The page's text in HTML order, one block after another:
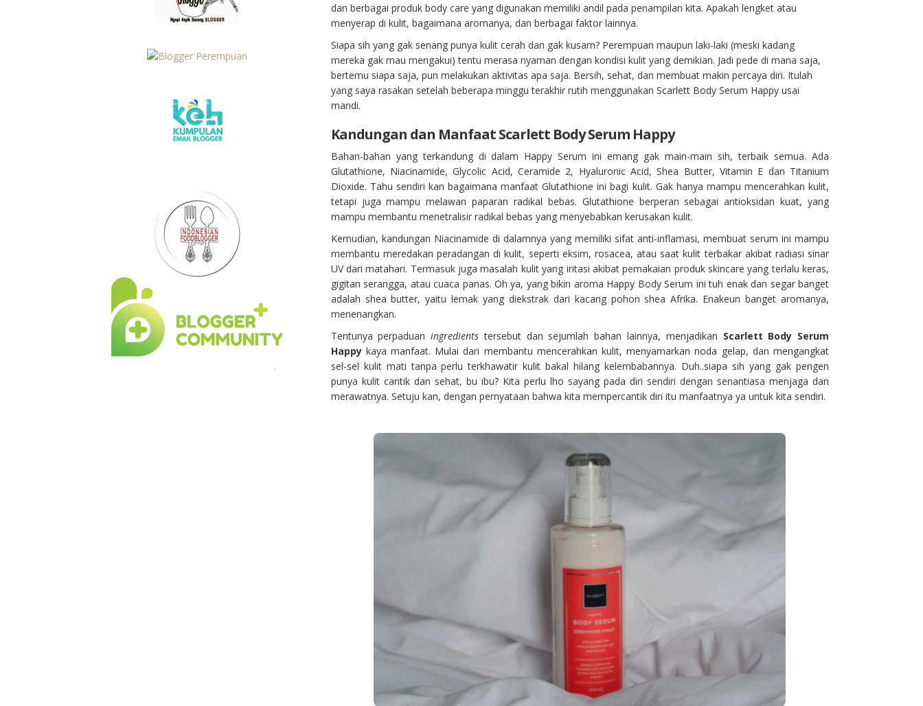
dan berbagai produk body care yang digunakan memiliki andil pada penampilan kita. Apakah lengket atau
menyerap di kulit, bagaimana aromanya, dan berbagai faktor lainnya.
Siapa sih yang gak senang punya kulit cerah dan gak kusam? Perempuan maupun laki-laki (meski kadang
mereka gak mau mengakui) tentu merasa nyaman dengan kondisi kulit yang demikian. Jadi pede di mana saja,
bertemu siapa saja, pun melakukan aktivitas apa saja. Bersih, sehat, dan membuat makin percaya diri. Itulah
yang saya rasakan setelah beberapa minggu terakhir rutih menggunakan Scarlett Body Serum Happy usai
mandi.
Kandungan dan Manfaat Scarlett Body Serum Happy
Bahan-bahan yang terkandung di dalam Happy Serum ini emang gak main-main sih, terbaik semua. Ada
Glutathione, Niacinamide, Glycolic Acid, Ceramide 2, Hyaluronic Acid, Shea Butter, Vitamin E dan Titanium
Dioxide. Tahu sendiri kan bagaimana manfaat Glutathione ini bagi kulit. Gak hanya mampu mencerahkan kulit,
tetapi juga mampu melawan paparan radikal bebas. Glutathione berperan sebagai antioksidan kuat, yang
mampu membantu menetralisir radikal bebas yang menyebabkan kerusakan kulit.
Kemudian, kandungan Niacinamide di dalamnya yang memiliki sifat anti-inflamasi, membuat serum ini mampu
membantu meredakan peradangan di kulit, seperti eksim, rosacea, atau saat kulit terbakar akibat radiasi sinar
UV dari matahari. Termasuk juga masalah kulit yang iritasi akibat pemakaian produk skincare yang terlalu keras,
gigitan serangga, atau cuaca panas. Oh ya, yang bikin aroma Happy Body Serum ini tuh enak dan segar banget
adalah shea butter, yaitu lemak yang diekstrak dari kacang pohon shea Afrika. Enakeun banget aromanya,
menenangkan.
Tentunya perpaduaningredients tersebut dan sejumlah bahan lainnya, menjadikan Scarlett Body Serum
Happy kaya manfaat. Mulai dari membantu mencerahkan kulit, menyamarkan noda gelap, dan mengangkat
sel-sel kulit mati tanpa perlu terkhawatir kulit bakal hilang kelembabannya. Duh..siapa sih yang gak pengen
punya kulit cantik dan sehat, bu ibu? Kita perlu lho sayang pada diri sendiri dengan senantiasa menjaga dan
merawatnya. Setuju kan, dengan pernyataan bahwa kita mempercantik diri itu manfaatnya ya untuk kita sendiri.